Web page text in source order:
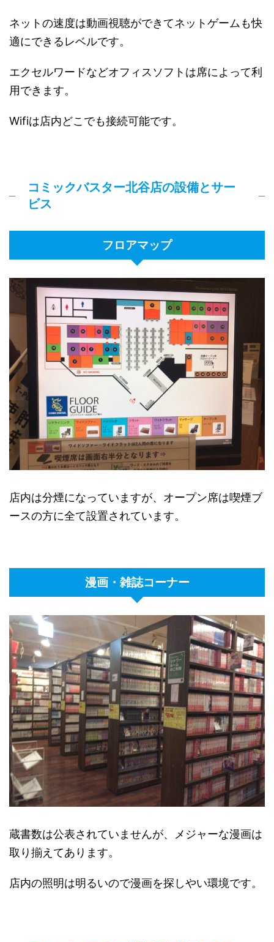
ネットの速度は動画視聴ができてネットゲームも快
適にできるレベルです。
エクセルワードなどオフィスソフトは席によって利
用できます。
Wifiは店内どこでも接続可能です。
コミックバスター北谷店の設備とサー
ビス
フロアマップ
店内は分煙になっていますが、オープン席は喫煙ブ
ースの方に全て設置されています。
漫画・雑誌コーナー
蔵書数は公表されていませんが、メジャーな漫画は
取り揃えてあります。
店内の照明は明るいので漫画を探しやい環境です。